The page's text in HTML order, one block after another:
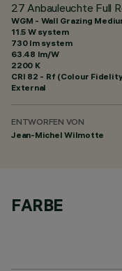
27 Anbauleuchte Full
WGM - Wall Grazing
11.5 W system
730 lm system
63.48 lm/W
2200 K
CRI 82 - Rf (Colour Fidelity
External
ENTWORFEN VON
Jean-Michel Wilmotte
FARBE